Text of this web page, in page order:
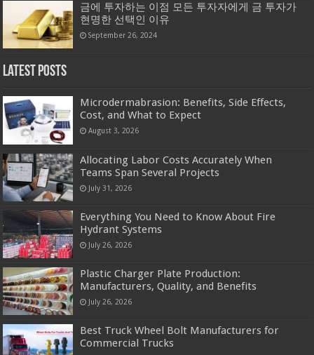
금에 투자하는 이점 모든 투자자에게 금 투자가
현명한 선택인 이유
September 26, 2024
Latest Posts
Microdermabrasion: Benefits, Side Effects,
Cost, and What to Expect
August 3, 2026
Allocating Labor Costs Accurately When
Teams Span Several Projects
July 31, 2026
Everything You Need to Know About Fire
Hydrant Systems
July 26, 2026
Plastic Charger Plate Production:
Manufacturers, Quality, and Benefits
July 26, 2026
Best Truck Wheel Bolt Manufacturers for
Commercial Trucks